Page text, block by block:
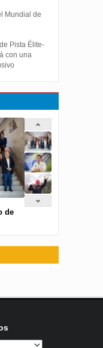
Mundial de
Pista Élite-
con una
de